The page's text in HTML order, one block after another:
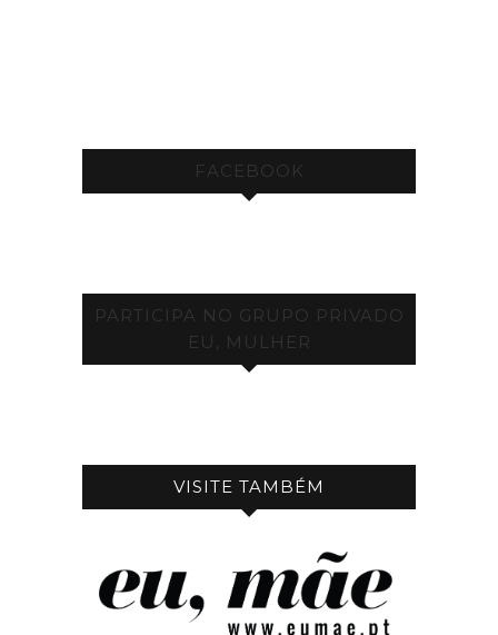
FACEBOOK
PARTICIPA NO GRUPO PRIVADO
EU, MULHER
VISITE TAMBÉM